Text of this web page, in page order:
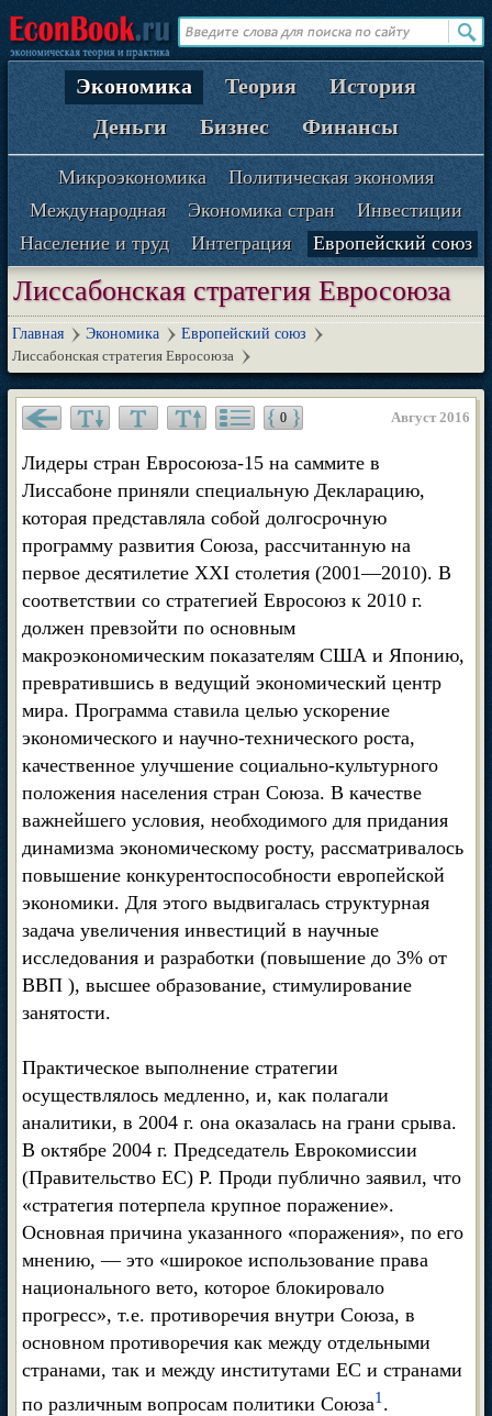
Экономика Теория
История
Деньги
Бизнес Финансы
Микроэкономика
Политическая экономия
Международная
Экономика стран
Инвестиции
Население и труд
Интеграция Европейский союз
Лиссабонская стратегия Евросоюза
Главная Экономика
Европейский союз
Лиссабонская стратегия Евросоюза
0 Август 2016
Лидеры стран Евросоюза-15 на саммите в
Лиссабоне приняли специальную Декларацию,
которая представляла собой долгосрочную
программу развития Союза, рассчитанную на
первое десятилетие XXI столетия (2001—2010). В
соответствии со стратегией Евросоюз к 2010 г.
должен превзойти по основным
макроэкономическим показателям США и Японию,
превратившись в ведущий экономический центр
мира. Программа ставила целью ускорение
экономического и научно-технического роста,
качественное улучшение социально-культурного
положения населения стран Союза. В качестве
важнейшего условия, необходимого для придания
динамизма экономическому росту, рассматривалось
повышение конкурентоспособности европейской
экономики. Для этого выдвигалась структурная
задача увеличения инвестиций в научные
исследования и разработки (повышение до 3% от
ВВП ), высшее образование, стимулирование
занятости.
Практическое выполнение стратегии
осуществлялось медленно, и, как полагали
аналитики, в 2004 г. она оказалась на грани срыва.
В октябре 2004 г. Председатель Еврокомиссии
(Правительство ЕС) Р. Проди публично заявил, что
«стратегия потерпела крупное поражение».
Основная причина указанного «поражения», по его
мнению, — это «широкое использование права
национального вето, которое блокировало
прогресс», т.е. противоречия внутри Союза, в
основном противоречия как между отдельными
странами, так и между институтами ЕС и странами
по различным вопросам политики Союза1 .